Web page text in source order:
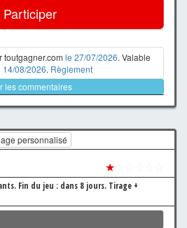
Participer
toutgagner.com le 27/07/2026. Valable
14/08/2026. Règlement
les commentaires
personnalisé
★
Fin du jeu : dans 8 jours. Tirage +